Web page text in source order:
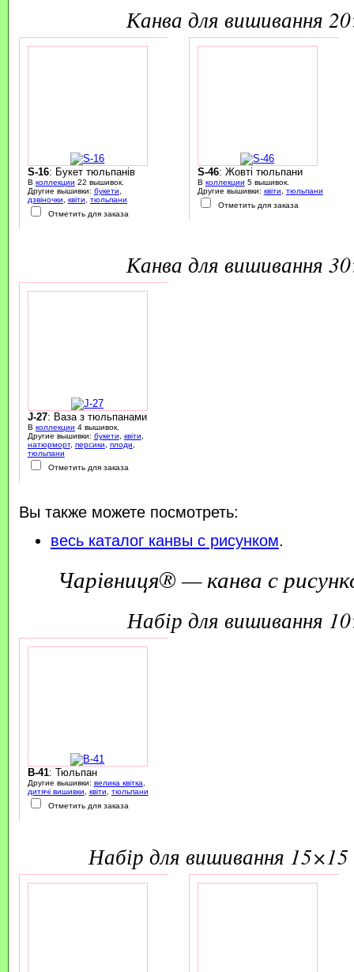
канва для вишивання
S-16: Букет тюльпанів
В коллекции 22 вышивок.
Другие вышивки: букети
дзвіночки
квіти
тюльпани
Отметить для заказа
S-46: Жовті тюльпани
В коллекции 5 вышивок.
Другие вышивки: квіти
тюльпани
Отметить для заказа
канва для вишивання
J-27: Ваза з тюльпанами
В коллекции 4 вышивок.
Другие вышивки: букети квіти
натюрморт, персики плоди
тюльпани
Отметить для заказа
Вы также можете посмотреть:
весь каталог канвы с рисунком.
Чарівниця® — канва с
набір для вишивання
B-41: Тюльпан
Другие вышивки: велика квітка
дитячі вишивки
квіти
тюльпани
Отметить для заказа
набір для вишивання 15×15